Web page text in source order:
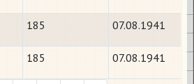
185 07.08.1941
185 07.08.1941